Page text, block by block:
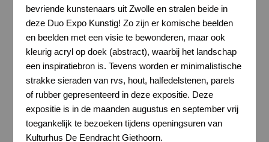
bevriende kunstenaars uit Zwolle en stralen beide in
deze Duo Expo Kunstig! Zo zijn er komische beelden
en beelden met een visie te bewonderen, maar ook
kleurig acryl op doek (abstract), waarbij het landschap
een inspiratiebron is. Tevens worden er minimalistische
strakke sieraden van rvs, hout, halfedelstenen, parels
of rubber gepresenteerd in deze expositie. Deze
expositie is in de maanden augustus en september vrij
toegankelijk te bezoeken tijdens openingsuren van
Kulturhus De Eendracht Giethoorn.